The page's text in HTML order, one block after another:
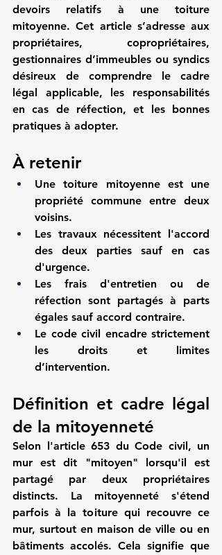
devoirs relatifs à une toiture
mitoyenne. Cet article s’adresse aux
propriétaires, copropriétaires,
gestionnaires d’immeubles ou syndics
désireux de comprendre le cadre
légal applicable, les responsabilités
en cas de réfection, et les bonnes
pratiques à adopter.
À retenir
Une toiture mitoyenne est une
propriété commune entre deux
voisins.
Les travaux nécessitent l'accord
des deux parties sauf en cas
d'urgence.
Les frais d'entretien ou de
réfection sont partagés à parts
égales sauf accord contraire.
Le code civil encadre strictement
les droits et limites
d’intervention.
Définition et cadre légal
de la mitoyenneté
Selon l'article 653 du Code civil, un
mur est dit "mitoyen" lorsqu'il est
partagé par deux propriétaires
distincts. La mitoyenneté s'étend
parfois à la toiture qui recouvre ce
mur, surtout en maison de ville ou en
bâtiments accolés. Cela signifie que